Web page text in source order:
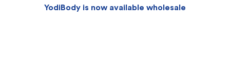
YodiBody is now available wholesale